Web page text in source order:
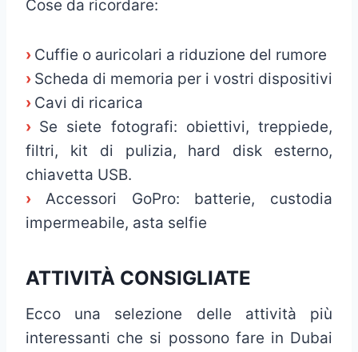
Cose da ricordare:
› Cuffie o auricolari a riduzione del rumore
› Scheda di memoria per i vostri dispositivi
› Cavi di ricarica
› Se siete fotografi: obiettivi, treppiede,
filtri, kit di pulizia, hard disk esterno,
chiavetta USB.
› Accessori GoPro: batterie, custodia
impermeabile, asta selfie
ATTIVITÀ CONSIGLIATE
Ecco una selezione delle attività più
interessanti che si possono fare in Dubai